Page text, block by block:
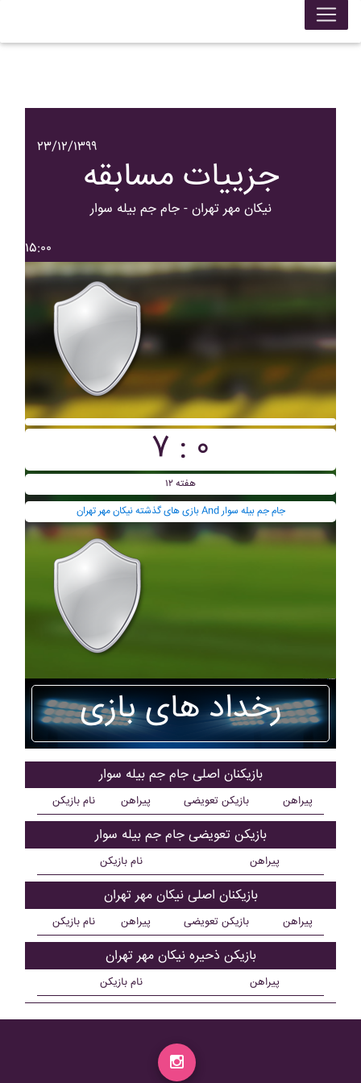
۲۳/۱۲/۱۳۹۹
جزییات مسابقه
نيکان مهر تهران - جام جم بيله سوار
۱۵:۰۰
۷ : ۰
هفته ۱۲
بازی های گذشته نيکان مهر تهران And جام جم بيله سوار
رخداد های بازی
بازیکنان اصلی جام جم بيله سوار
نام بازیکن پیراهن بازیکن تعویضی پیراهن
بازیکن تعویضی جام جم بيله سوار
نام بازیکن پیراهن
بازیکنان اصلی نيکان مهر تهران
نام بازیکن پیراهن بازیکن تعویضی پیراهن
بازیکن ذحیره نيکان مهر تهران
نام بازیکن پیراهن